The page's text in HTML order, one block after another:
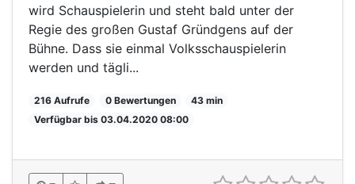
wird Schauspielerin und steht bald unter der
Regie des großen Gustaf Gründgens auf der
Bühne. Dass sie einmal Volksschauspielerin
werden und tägli...
216 Aufrufe 0 Bewertungen
43 min
Verfügbar bis 03.04.2020 08:00